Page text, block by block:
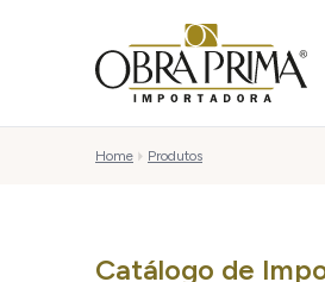
Home Produtos
Catálogo de